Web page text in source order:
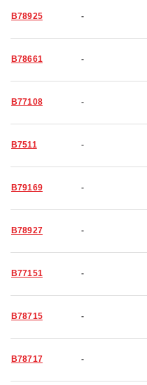
B78925 -
B78661 -
B77108 -
B7511 -
B79169 -
B78927 -
B77151 -
B78715 -
B78717 -